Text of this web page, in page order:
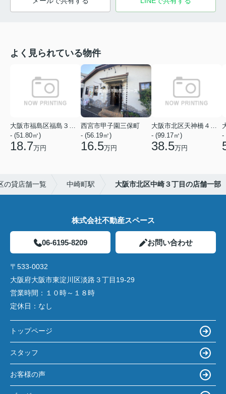
よく見られている物件
- (51.80㎡)
18.7万円
西宮市甲子園三保町
- (56.19㎡)
16.5万円
- (99.17㎡)
38.5万円
-
の貸店舗一覧 中崎町駅 大阪市北区中崎３丁目の店舗一部
株式会社不動産スペース
06-6195-8209 お問い合わせ
〒533-0032
大阪府大阪市東淀川区淡路３丁目19-29
営業時間： １０時～１８時
定休日： なし
トップページ
スタッフ
お客様の声